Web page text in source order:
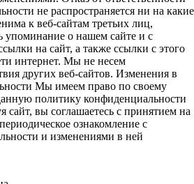
не распространяется ни на какие
к веб-сайтам третьих лиц,
упоминание о нашем сайте и с
на сайт, а также ссылки с этого
интернет. Мы не несем
других веб-сайтов. Изменения в
Мы имеем право по своему
политику конфиденциальности
сайт, вы соглашаетесь с принятием на
ознакомление с
и изменениями в ней